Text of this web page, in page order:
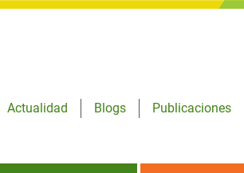
Actualidad
Blogs
Publicaciones